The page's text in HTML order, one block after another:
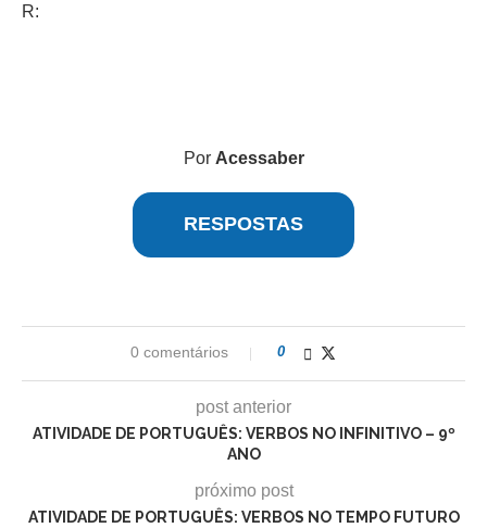
R:
Por Acessaber
RESPOSTAS
0 comentários 0
post anterior
ATIVIDADE DE PORTUGUÊS: VERBOS NO INFINITIVO – 9º
ANO
próximo post
ATIVIDADE DE PORTUGUÊS: VERBOS NO TEMPO FUTURO